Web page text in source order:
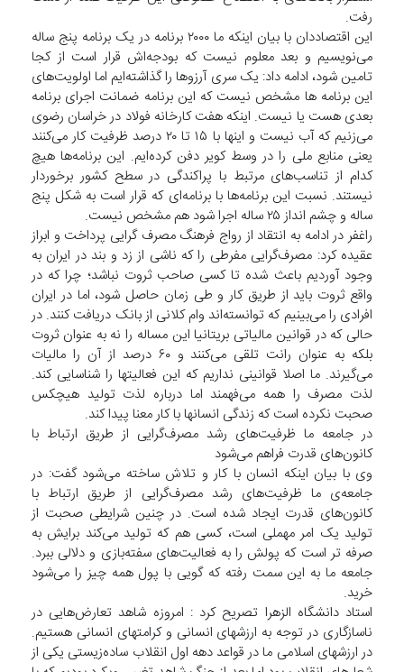
رفت.
این اقتصاددان با بیان اینکه ما ۲۰۰۰ برنامه در یک برنامه پنج ساله
می‌نویسیم و بعد معلوم نیست که بودجه‌اش قرار است از کجا
تامین شود، ادامه داد: یک سری آرزوها را گذاشته‌ایم اما اولویت‌های
این برنامه ها مشخص نیست که این برنامه ضمانت اجرای برنامه
بعدی هست یا نیست. اینکه هفت کارخانه فولاد در خراسان رضوی
می‌زنیم که آب نیست و اینها با ۱۵ تا ۲۰ درصد ظرفیت کار می‌کنند
یعنی منابع ملی را در وسط کویر دفن کرده‌ایم. این برنامه‌ها هیچ
کدام از تناسب‌های مرتبط با پراکندگی در سطح کشور برخوردار
نیستند. نسبت این برنامه‌ها با برنامه‌ای که قرار است به شکل پنج
ساله و چشم انداز ۲۵ ساله اجرا شود هم مشخص نیست.
راغفر در ادامه به انتقاد از رواج فرهنگ مصرف گرایی پرداخت و ابراز
عقیده کرد: مصرف‌گرایی مفرطی را که ناشی از زد و بند در ایران به
وجود آوردیم باعث شده تا کسی صاحب ثروت نباشد؛ چرا که در
واقع ثروت باید از طریق کار و طی زمان حاصل شود، اما در ایران
افرادی را می‌بینیم که توانسته‌اند وام کلانی از بانک دریافت کنند. در
حالی که در قوانین مالیاتی بریتانیا این مساله را نه به عنوان ثروت
بلکه به عنوان رانت تلقی می‌کنند و ۶۰ درصد از آن را مالیات
می‌گیرند. ما اصلا قوانینی نداریم که این فعالیتها را شناسایی کند.
لذت مصرف را همه می‌فهمند اما درباره لذت تولید هیچکس
صحبت نکرده است که زندگی انسانها با کار معنا پیدا کند.
در جامعه‌ ما ظرفیت‌های رشد مصرف‌گرایی از طریق ارتباط با
کانون‌های قدرت فراهم می‌شود
وی با بیان اینکه انسان با کار و تلاش ساخته می‌شود گفت: در
جامعه‌ی ما ظرفیت‌های رشد مصرف‌گرایی از طریق ارتباط با
کانون‌های قدرت ایجاد شده است. در چنین شرایطی صحبت از
تولید یک امر مهملی است، کسی هم که تولید می‌کند برایش به
صرفه تر است که پولش را به فعالیت‌های سفته‌بازی و دلالی ببرد.
جامعه ما به این سمت رفته که گویی با پول همه چیز را می‌شود
خرید.
استاد دانشگاه الزهرا تصریح کرد : امروزه شاهد تعارض‌هایی در
ناسازگاری در توجه به ارزشهای انسانی و کرامتهای انسانی هستیم.
در ارزشهای اسلامی ما در قواعد دهه اول انقلاب ساده‌زیستی یکی از